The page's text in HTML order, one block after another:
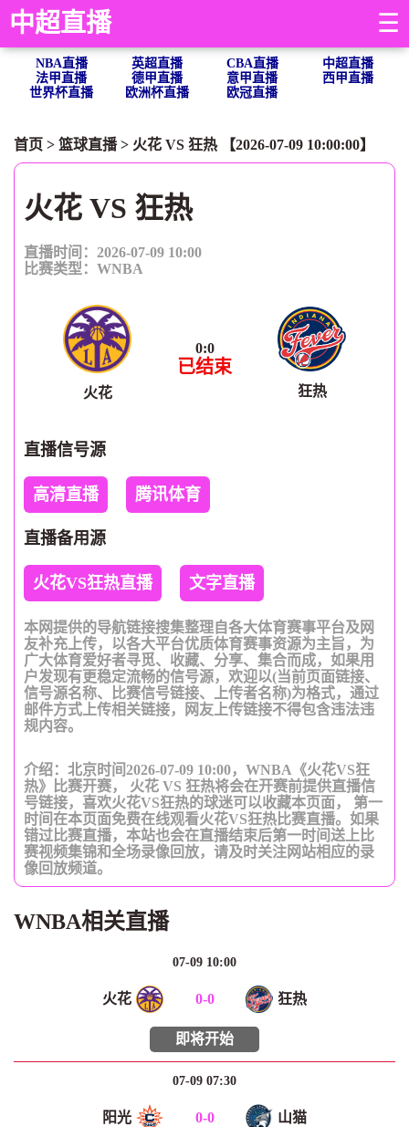
中超直播 ☰
NBA直播 英超直播 CBA直播
中超直播
法甲直播
德甲直播 意甲直播
西甲直播
世界杯直播
欧洲杯直播 欧冠直播
首页 > 篮球直播> 火花 VS 狂热 【2026-07-09 10:00:00】
火花 VS 狂热
直播时间：2026-07-09 10:00
比赛类型： WNBA
火花
0:0
已结束
狂热
直播信号源
高清直播 腾讯体育
直播备用源
火花VS狂热直播 文字直播
本网提供的导航链接搜集整理自各大体育赛事平台及网
友补充上传，以各大平台优质体育赛事资源为主旨，为
广大体育爱好者寻觅、收藏、分享、集合而成，如果用
户发现有更稳定流畅的信号源，欢迎以(当前页面链接、
信号源名称、比赛信号链接、上传者名称)为格式，通过
邮件方式上传相关链接，网友上传链接不得包含违法违
规内容。
介绍：北京时间2026-07-09 10:00，WNBA《火花VS狂
热》比赛开赛， 火花 VS 狂热将会在开赛前提供直播信
号链接，喜欢火花VS狂热的球迷可以收藏本页面， 第一
时间在本页面免费在线观看火花VS狂热比赛直播。如果
错过比赛直播，本站也会在直播结束后第一时间送上比
赛视频集锦和全场录像回放，请及时关注网站相应的录
像回放频道。
WNBA相关直播
07-09 10:00
火花 0-0 狂热
即将开始
07-09 07:30
阳光 0-0 山猫